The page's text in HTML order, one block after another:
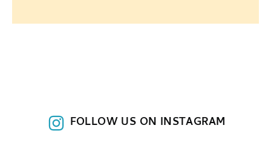
FOLLOW US ON INSTAGRAM